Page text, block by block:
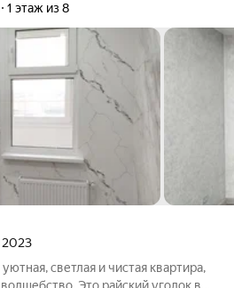
1 этаж из 8
2023
светлая и чистая квартира,